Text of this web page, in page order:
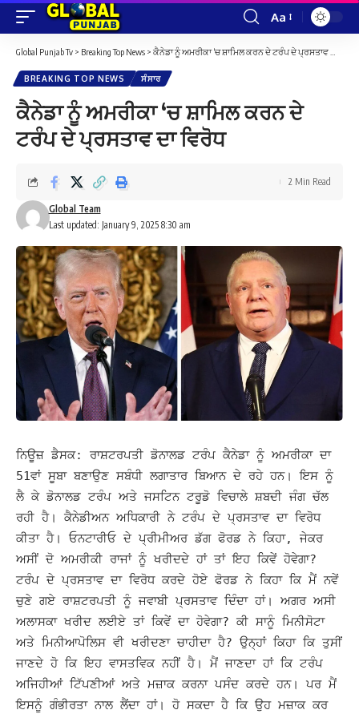
Font
Resizer
Aa
Global Punjab Tv > Breaking Top News > ਕੈਨੇਡਾ ਨੂੰ ਅਮਰੀਕਾ ‘ਚ ਸ਼ਾਮਿਲ ਕਰਨ ਦੇ ਟਰੰਪ ਦੇ ਪ੍ਰਸਤਾਵ ਦਾ ਵਿਰੋਧ
BREAKING TOP NEWS ਸੰਸਾਰ
ਕੈਨੇਡਾ ਨੂੰ ਅਮਰੀਕਾ ‘ਚ ਸ਼ਾਮਿਲ ਕਰਨ ਦੇ
ਟਰੰਪ ਦੇ ਪ੍ਰਸਤਾਵ ਦਾ ਵਿਰੋਧ
Last updated: January 9, 2025 8:30 am
Global Team
2 Min Read
ਨਿਊਜ਼ ਡੈਸਕ: ਰਾਸ਼ਟਰਪਤੀ ਡੋਨਾਲਡ ਟਰੰਪ ਕੈਨੇਡਾ ਨੂੰ ਅਮਰੀਕਾ ਦਾ
51ਵਾਂ ਸੂਬਾ ਬਣਾਉਣ ਸਬੰਧੀ ਲਗਾਤਾਰ ਬਿਆਨ ਦੇ ਰਹੇ ਹਨ। ਇਸ ਨੂੰ
ਲੈ ਕੇ ਡੋਨਾਲਡ ਟਰੰਪ ਅਤੇ ਜਸਟਿਨ ਟਰੂਡੋ ਵਿਚਾਲੇ ਸ਼ਬਦੀ ਜੰਗ ਚੱਲ
ਰਹੀ ਹੈ। ਕੈਨੇਡੀਅਨ ਅਧਿਕਾਰੀ ਨੇ ਟਰੰਪ ਦੇ ਪ੍ਰਸਤਾਵ ਦਾ ਵਿਰੋਧ
ਕੀਤਾ ਹੈ। ਓਨਟਾਰੀਓ ਦੇ ਪ੍ਰੀਮੀਅਰ ਡੱਗ ਫੋਰਡ ਨੇ ਕਿਹਾ, ਜੇਕਰ
ਅਸੀਂ ਦੋ ਅਮਰੀਕੀ ਰਾਜਾਂ ਨੂੰ ਖਰੀਦਦੇ ਹਾਂ ਤਾਂ ਇਹ ਕਿਵੇਂ ਹੋਵੇਗਾ?
ਟਰੰਪ ਦੇ ਪ੍ਰਸਤਾਵ ਦਾ ਵਿਰੋਧ ਕਰਦੇ ਹੋਏ ਫੋਰਡ ਨੇ ਕਿਹਾ ਕਿ ਮੈਂ ਨਵੇਂ
ਚੁਣੇ ਗਏ ਰਾਸ਼ਟਰਪਤੀ ਨੂੰ ਜਵਾਬੀ ਪ੍ਰਸਤਾਵ ਦਿੰਦਾ ਹਾਂ। ਅਗਰ ਅਸੀ
ਅਲਾਸਕਾ ਖਰੀਦ ਲਈਏ ਤਾਂ ਕਿਵੇਂ ਦਾ ਹੋਵੇਗਾ? ਕੀ ਸਾਨੂੰ ਮਿਨੀਸੋਟਾ
ਅਤੇ ਮਿਨੀਆਪੋਲਿਸ ਵੀ ਖਰੀਦਣਾ ਚਾਹੀਦਾ ਹੈ? ਉਨ੍ਹਾਂ ਕਿਹਾ ਕਿ ਤੁਸੀਂ
ਜਾਣਦੇ ਹੋ ਕਿ ਇਹ ਵਾਸਤਵਿਕ ਨਹੀਂ ਹੈ। ਮੈਂ ਜਾਣਦਾ ਹਾਂ ਕਿ ਟਰੰਪ
ਅਜਿਹੀਆਂ ਟਿੱਪਣੀਆਂ ਅਤੇ ਮਜ਼ਾਕ ਕਰਨਾ ਪਸੰਦ ਕਰਦੇ ਹਨ। ਪਰ ਮੈਂ
ਇਸਨੂੰ ਗੰਭੀਰਤਾ ਨਾਲ ਲੈਂਦਾ ਹਾਂ। ਹੋ ਸਕਦਾ ਹੈ ਕਿ ਉਹ ਮਜ਼ਾਕ ਕਰ